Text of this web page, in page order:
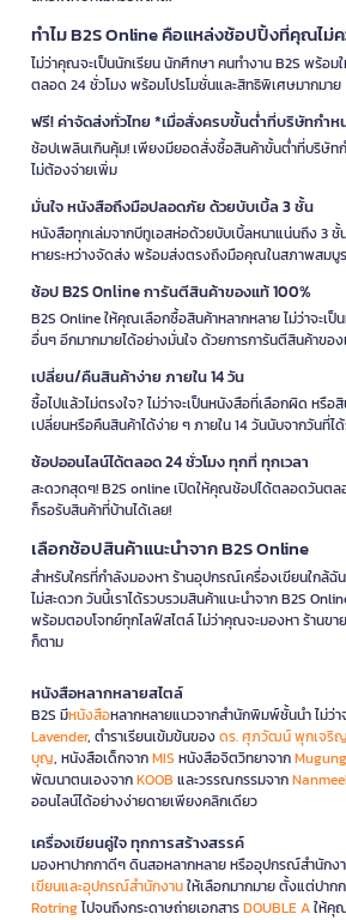
ทำไม B2S Online คือแหล่งช้อปปิ้งที่คุณไม่
ไม่ว่าคุณจะเป็นนักเรียน นักศึกษา คนทำงาน B2S พร้
ตลอด 24 ชั่วโมง พร้อมโปรโมชั่นและสิทธิพิเศษมากมาย
ฟรี! ค่าจัดส่งทั่วไทย *เมื่อสั่งครบขั้นต่ำที่บริษัทกำห
ช้อปเพลินเกินคุ้ม! เพียงมียอดสั่งซื้อสินค้าขั้นต่ำที่บริษัท
ไม่ต้องจ่ายเพิ่ม
มั่นใจ หนังสือถึงมือปลอดภัย ด้วยบับเบิ้ล 3 ชั้น
หนังสือทุกเล่มจากบีทูเอสห่อด้วยบับเบิ้ลหนาแน่นถึง 3 ชั้
หายระหว่างจัดส่ง พร้อมส่งตรงถึงมือคุณในสภาพสม
ช้อป B2S Online การันตีสินค้าของแท้ 100%
B2S Online ให้คุณเลือกซื้อสินค้าหลากหลาย ไม่ว่าจะเป็
อื่นๆ อีกมากมายได้อย่างมั่นใจ ด้วยการการันตีสินค้าขอ
เปลี่ยน/คืนสินค้าง่าย ภายใน 14 วัน
ซื้อไปแล้วไม่ตรงใจ? ไม่ว่าจะเป็นหนังสือที่เลือกผิด หรื
เปลี่ยนหรือคืนสินค้าได้ง่าย ๆ ภายใน 14 วันนับจากวันที่ไ
ช้อปออนไลน์ได้ตลอด 24 ชั่วโมง ทุกที่ ทุกเวลา
สะดวกสุดๆ! B2S online เปิดให้คุณช้อปได้ตลอดวันตล
ก็รอรับสินค้าที่บ้านได้เลย!
เลือกช้อปสินค้าแนะนำจาก B2S Online
สำหรับใครที่กำลังมองหา ร้านอุปกรณ์เครื่องเขียนใกล้ฉั
ไม่สะดวก วันนี้เราได้รวบรวมสินค้าแนะนำจาก B2S
พร้อมตอบโจทย์ทุกไลฟ์สไตล์ ไม่ว่าคุณจะมองหา ร้านข
ก็ตาม
หนังสือหลากหลายสไตล์
B2S มีหนังสือหลากหลายแนวจากสำนักพิมพ์ชั้นนำ ไม่ว่
Lavender, ตำราเรียนเข้มข้นของดร. ศุภวัฒน์ พุกเจริญ
บุญ, หนังสือเด็กจากMIS หนังสือจิตวิทยาจาก
พัฒนาตนเองจากKOOB และวรรณกรรมจาก
ออนไลน์ได้อย่างง่ายดายเพียงคลิกเดียว
เครื่องเขียนคู่ใจ ทุกการสร้างสรรค์
มองหาปากกาดีๆ ดินสอหลากหลาย หรืออุปกรณ์สำนักง
เขียนและอุปกรณ์สำนักงานให้เลือกมากมาย ตั้งแต่ปาก
Rotringไปจนถึงกระดาษถ่ายเอกสารDOUBLE Aให้คุ